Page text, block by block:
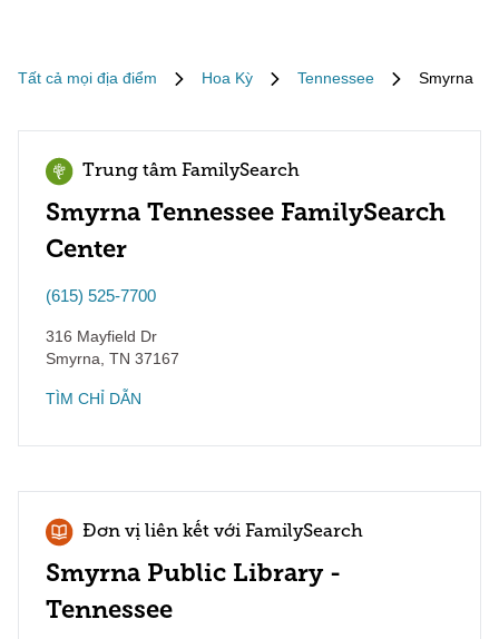
Tất cả mọi địa điểm Hoa Kỳ Tennessee Smyrna
Trung tâm FamilySearch
Smyrna Tennessee FamilySearch
Center
(615) 525-7700
316 Mayfield Dr
Smyrna TN 37167
TÌM CHỈ DẪN
Đơn vị liên kết với FamilySearch
Smyrna Public Library -
Tennessee